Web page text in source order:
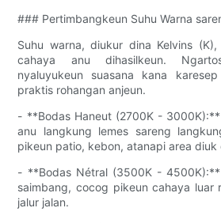
### Pertimbangkeun Suhu Warna
Suhu warna, diukur dina Kelvins
cahaya anu dihasilkeun.
nyaluyukeun suasana kana
praktis rohangan anjeun.
- **Bodas Haneut (2700K -
anu langkung lemes sareng
pikeun patio, kebon, atanapi area diuk
- **Bodas Nétral (3500K -
saimbang, cocog pikeun cahaya luar
jalur jalan.